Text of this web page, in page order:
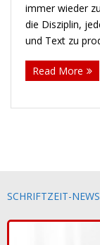
immer wieder
die Disziplin,
und Text zu
Read More
SCHRIFTZEIT-